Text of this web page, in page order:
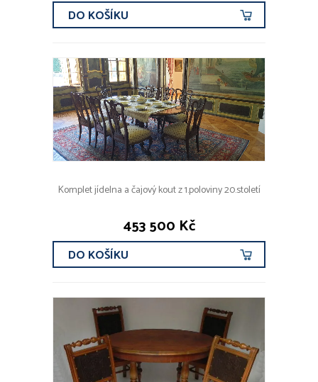
DO KOŠÍKU
Komplet jídelna a čajový kout z 1.poloviny 20.století
453 500 Kč
DO KOŠÍKU